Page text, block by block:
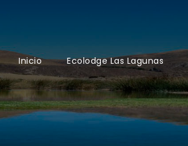
Inicio Ecolodge Las Lagunas